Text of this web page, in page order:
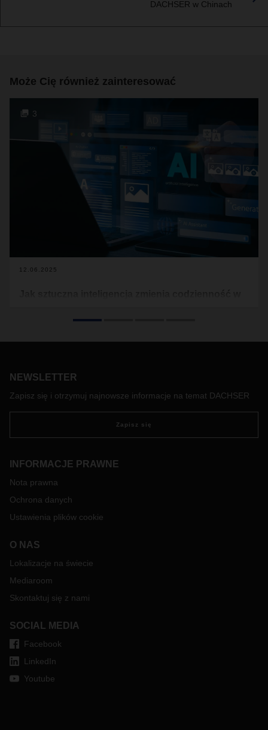
DACHSER w Chinach
Może Cię również zainteresować
3
12.06.2025
codziennego. Jej potencjał w logistyce wykracza daleko poza
przejmują monotonne, rutynowe zadania. Andre Kranke,
wyjaśnia, jak sztuczna inteligencja jest już wykorzystywana w
logistyce drobnicowej oraz jaki ma potencjał.
NEWSLETTER
Zapisz się i otrzymuj najnowsze informacje na temat DACHSER
Zapisz się
INFORMACJE PRAWNE
Nota prawna
Ochrona danych
Ustawienia plików cookie
O NAS
Lokalizacje na świecie
Mediaroom
Skontaktuj się z nami
SOCIAL MEDIA
Facebook
LinkedIn
Youtube